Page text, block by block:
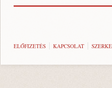
ELŐFIZETÉS KAPCSOLAT